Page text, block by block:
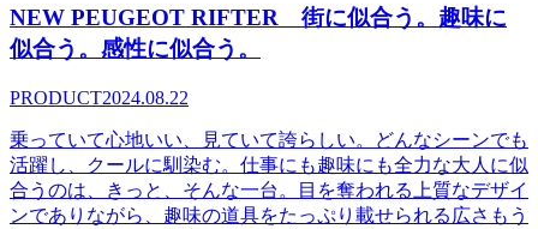
NEW PEUGEOT RIFTER 街に似合う。趣味に
似合う。感性に似合う。
PRODUCT2024.08.22
乗っていて心地いい、見ていて誇らしい。どんなシーンでも
活躍し、クールに馴染む。仕事にも趣味にも全力な大人に似
合うのは、きっと、そんな一台。目を奪われる上質なデザイ
ンでありながら、趣味の道具をたっぷり載せられる広さもう